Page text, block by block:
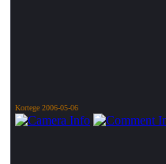
Kortege 2006-05-06